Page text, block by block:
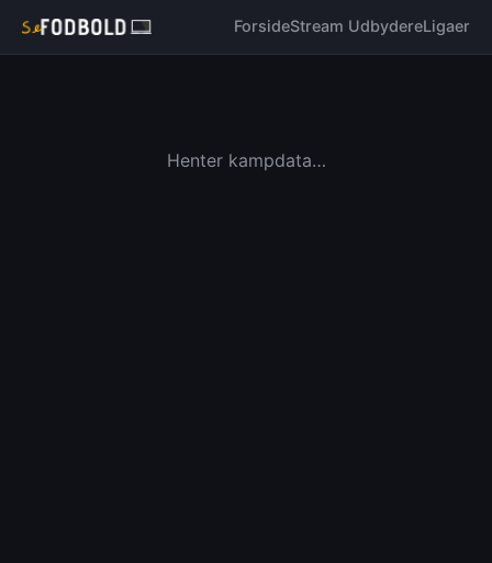
ForsideStream UdbydereLigaer
Henter kampdata…